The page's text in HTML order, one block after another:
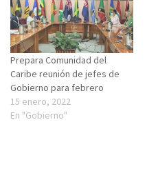
Prepara Comunidad del
Caribe reunión de jefes de
Gobierno para febrero
15 enero, 2022
En "Gobierno"